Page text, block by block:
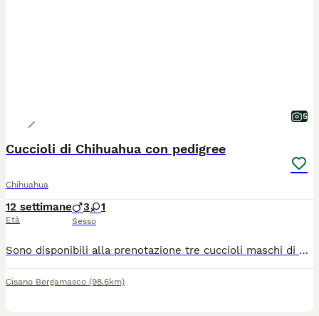
5
Cuccioli di Chihuahua con pedigree
Chihuahua
12 settimane
Età
3 1
Sesso
Sono disponibili alla prenotazione tre cuccioli maschi di Chihuahua nati il 15 maggio 2026. Verranno affidati alla famiglia dai 75 giorni in poi. Tutti avranno pedigree ENCI, iscrizione Anagrafe Canina, certificato veterinario di buona salute, microchip, vaccinazioni, sverminazioni, libretto sanitario e kit cucciolo "benvenuto a casa". I genitori sono testati per cuore, occhi e rotule, inoltre hanno entrambi test DNA esente per atrofia progressiva della retina, malattia ereditaria. Di tutti i certificati si rilascia copia. I cuccioli stanno crescendo in casa, a stretto contatto con la nostra famiglia e con le altre compagne della stessa razza ma anche diversa. Il nostro obiettivo è poter affidare a famiglie attente e amorevoli, cuccioli sani, equilibrati, ben socializzati e coccoloni. Svolgiamo pratica per il passaggio di proprietà, seguiamo l'inserimento in famiglia e diamo la nostra disponibilità anche in futuro. Per maggiori informazioni telefonare al 340/0574526.
Cisano Bergamasco (98.6km)